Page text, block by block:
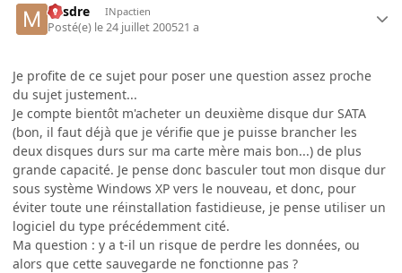
Misdre INpactien
Posté(e) le 24 juillet 200521 a
Je profite de ce sujet pour poser une question assez proche
du sujet justement...
Je compte bientôt m'acheter un deuxième disque dur SATA
(bon, il faut déjà que je vérifie que je puisse brancher les
deux disques durs sur ma carte mère mais bon...) de plus
grande capacité. Je pense donc basculer tout mon disque dur
sous système Windows XP vers le nouveau, et donc, pour
éviter toute une réinstallation fastidieuse, je pense utiliser un
logiciel du type précédemment cité.
Ma question : y a t-il un risque de perdre les données, ou
alors que cette sauvegarde ne fonctionne pas ?